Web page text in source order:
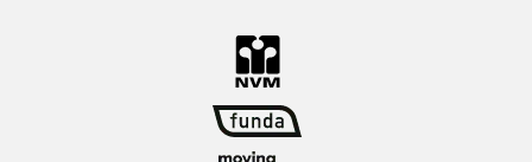
Ons advies bij het kopen van uw nieuwe woning?
Neem uw eigen NVM makelaar mee!
Toelichtingsclausule NEN2580
De Meetinstructie is gebaseerd op de